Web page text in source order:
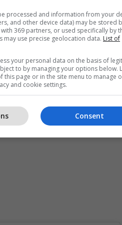
lajmet nga Edona Llalloshi
është krenuar me Duan
shqiptarëve për yllin tonë
processed and information from your
and other device data) may be stored
369 partners, or used specifically by
may use precise geolocation data. List of
your personal data on the basis of
to by managing your options below.
this page or in the site menu to manage
and cookie settings.
Consent